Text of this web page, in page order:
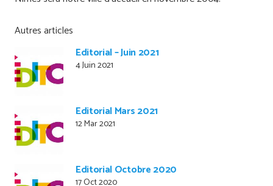
Autres articles
Editorial – Juin 2021
4 Juin 2021
Editorial Mars 2021
12 Mar 2021
Editorial Octobre 2020
17 Oct 2020